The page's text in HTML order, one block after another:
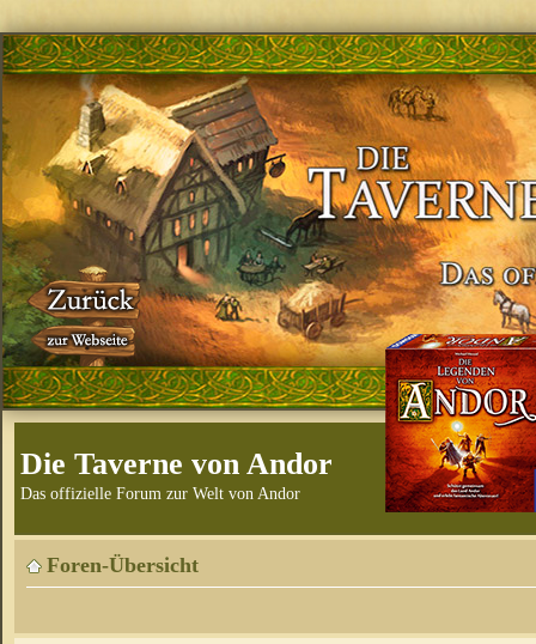
Die Taverne von Andor
Das offizielle Forum zur Welt von Andor
Foren-Übersicht